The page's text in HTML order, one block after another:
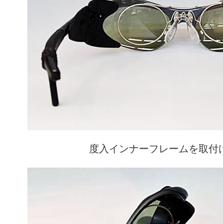
度入インナーフレームを取